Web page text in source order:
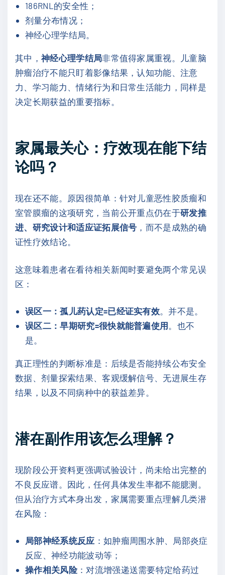
186RNL的安全性；
剂量分布情况；
神经心理学结局。
其中， 神经心理学结局非常值得家属重视。儿童脑
肿瘤治疗不能只盯着影像结果，认知功能、注意
力、学习能力、情绪行为和日常生活能力，同样是
决定长期获益的重要指标。
家属最关心：疗效现在能下结
论吗？
现在还不能。原因很简单：针对儿童恶性胶质瘤和
室管膜瘤的这项研究，当前公开重点仍在于研发推
进、研究设计和适应证拓展信号 ，而不是成熟的确
证性疗效结论。
这意味着患者在看待相关新闻时要避免两个常见误
区：
误区一：孤儿药认定=已经证实有效。并不是。
误区二：早期研究=很快就能普遍使用 。也不
是。
真正理性的判断标准是：后续是否能持续公布安全
数据、剂量探索结果、客观缓解信号、无进展生存
结果，以及不同病种中的获益差异。
潜在副作用该怎么理解？
现阶段公开资料更强调试验设计，尚未给出完整的
不良反应谱。因此，任何具体发生率都不能臆测。
但从治疗方式本身出发，家属需要重点理解几类潜
在风险：
局部神经系统反应 ：如肿瘤周围水肿、局部炎症
反应、神经功能波动等；
操作相关风险：对流增强递送需要特定给药过